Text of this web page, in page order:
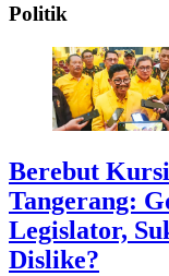
Politik
Berebut
Tangerang:
Legislator,
Dislike?